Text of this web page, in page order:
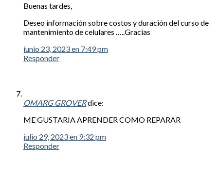
Buenas tardes,
Deseo información sobre costos y duración del curso de
mantenimiento de celulares …..Gracias
junio 23, 2023 en 7:49 pm
Responder
OMARG GROVERdice:
ME GUSTARIA APRENDER COMO REPARAR
julio 29, 2023 en 9:32 pm
Responder